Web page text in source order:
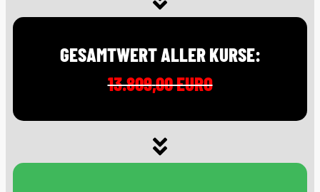
GESAMTWERT ALLER KURSE:
13.809,00 EURO